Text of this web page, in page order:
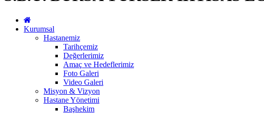
Kurumsal
Hastanemiz
Tarihçemiz
Değerlerimiz
Amaç ve Hedeflerimiz
Foto Galeri
Video Galeri
Misyon & Vizyon
Hastane Yönetimi
Başhekim